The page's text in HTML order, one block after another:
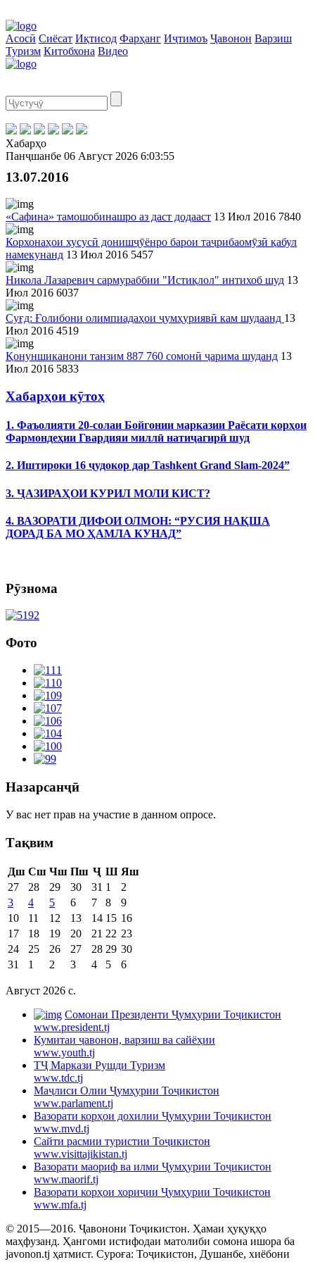
Асосӣ Сиёсат Иқтисод Фарҳанг Иҷтимоъ Ҷавонон Варзиш
Туризм Китобхона Видео
Хабарҳо
Панҷшанбе 06 Август 2026 6:03:55
13.07.2016
«Сафина» тамошобинашро аз даст додааст 13 Июл 2016 7840
Корхонаҳои хусусӣ донишҷӯёнро барои таҷрибаомӯзӣ қабул
намекунанд 13 Июл 2016 5457
Никола Лазаревич сармураббии "Истиқлол" интихоб шуд 13
Июл 2016 6037
Суғд: Ғолибони олимпиадаҳои ҷумҳуриявӣ кам шудаанд 13
Июл 2016 4519
Қонуншиканони танзим 887 760 сомонӣ ҷарима шуданд 13
Июл 2016 5833
Хабарҳои кӯтоҳ
1. Фаъолияти 20-солаи Бойгонии марказии Раёсати корҳои
Фармондеҳии Гвардияи миллӣ натиҷагирӣ шуд
2. Иштироки 16 ҷудокор дар Tashkent Grand Slam-2024”
3. ҶАЗИРАҲОИ КУРИЛ МОЛИ КИСТ?
4. ВАЗОРАТИ ДИФОИ ОЛМОН: “РУСИЯ НАҚША
ДОРАД БА МО ҲАМЛА КУНАД”
Рӯзнома
Фото
Назарсанҷӣ
У вас нет прав на участие в данном опросе.
Тақвим
Дш Сш Чш Пш Ҷ Ш Яш
27
28 29 30 31 1
2
3
4 5 6 7 8
9
10
11 12 13 14 15 16
17
18 19 20 21 22 23
24
25 26 27 28 29 30
31
1 2 3 4 5 6
Август 2026 c.
Cомонаи Президенти Ҷумҳурии Тоҷикистон
www.president.tj
Кумитаи ҷавонон, варзиш ва сайёҳии
www.youth.tj
ТҶ Маркази Рушди Туризм
www.tdc.tj
Маҷлиси Олии Ҷумҳурии Тоҷикистон
www.parlament.tj
Вазорати корҳои дохилии Ҷумҳурии Тоҷикистон
www.mvd.tj
Сайти расмии туристии Тоҷикистон
www.visittajikistan.tj
Вазорати маориф ва илми Ҷумҳурии Тоҷикистон
www.maorif.tj
Вазорати корҳои хориҷии Ҷумҳурии Тоҷикистон
www.mfa.tj
© 2015—2016. Ҷавонони Тоҷикистон. Ҳамаи ҳуқуқҳо
маҳфузанд. Ҳангоми истифодаи матолиби сомона ишора ба
javonon.tj ҳатмист. Суроға: Тоҷикистон, Душанбе, хиёбони